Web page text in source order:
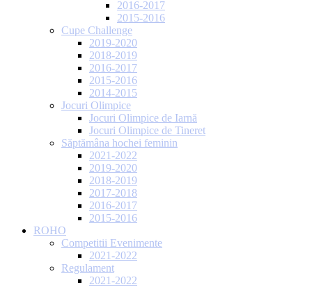
2016-2017
2015-2016
Cupe Challenge
2019-2020
2018-2019
2016-2017
2015-2016
2014-2015
Jocuri Olimpice
Jocuri Olimpice de Iarnă
Jocuri Olimpice de Tineret
Săptămâna hochei feminin
2021-2022
2019-2020
2018-2019
2017-2018
2016-2017
2015-2016
ROHO
Competitii Evenimente
2021-2022
Regulament
2021-2022